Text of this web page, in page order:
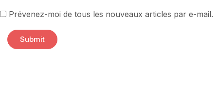
Prévenez-moi de tous les nouveaux articles par e-mail.